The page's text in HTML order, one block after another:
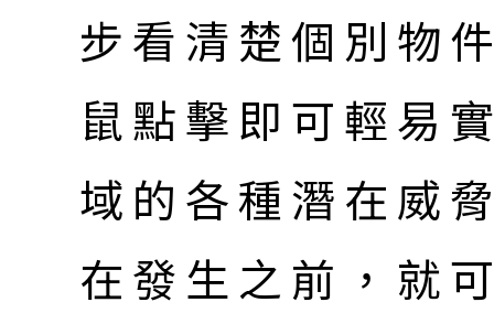
步看清楚個別物
鼠點擊即可輕易
域的各種潛在威
在發生之前，就